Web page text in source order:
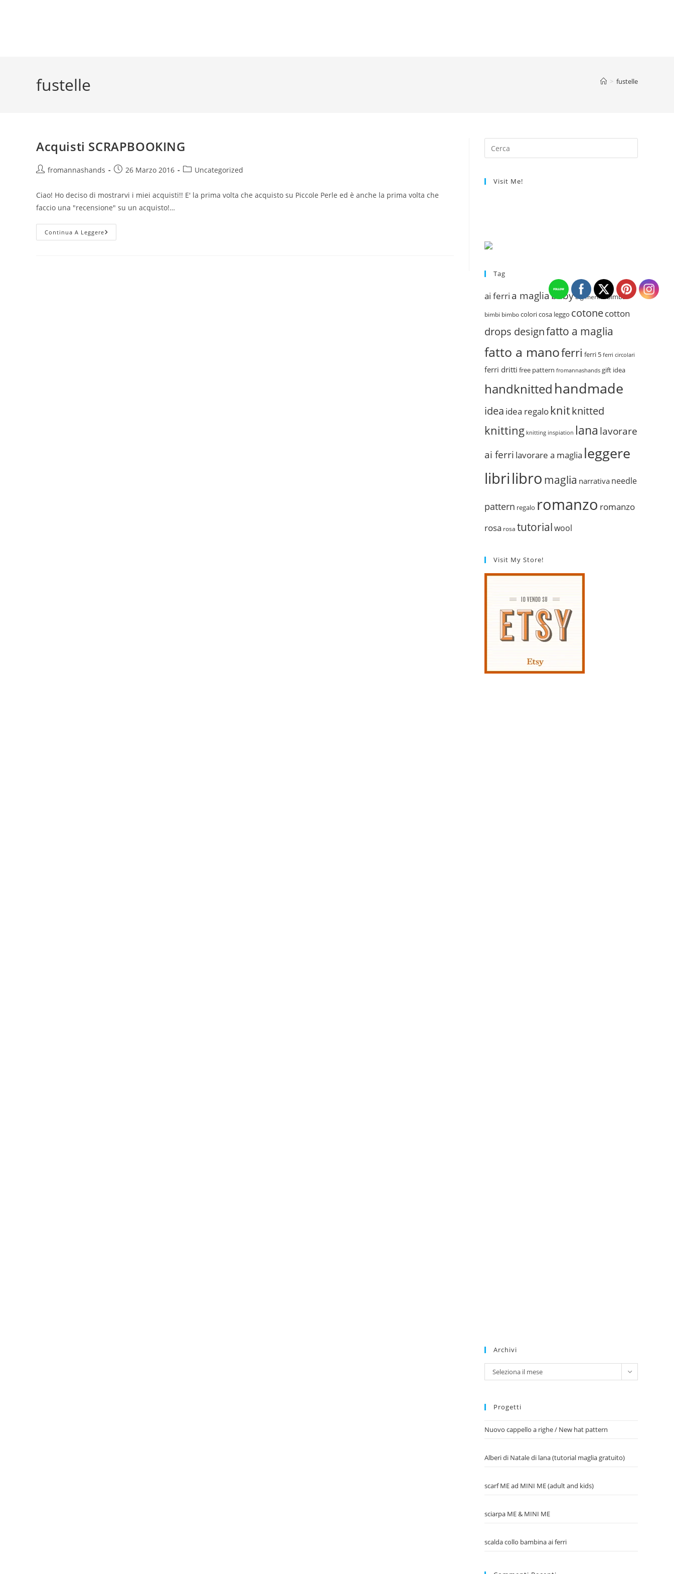
fustelle > fustelle
Acquisti SCRAPBOOKING
Autorefromannashands
Articolo26 Marzo 2016
Categoria
Uncategorized
Ciao! Ho deciso di mostrarvi i miei acquisti!! E' la prima volta che acquisto su Piccole Perle ed è anche la prima volta che
faccio una "recensione" su un acquisto!…
Continua A LeggereAcquisti
SCRAPBOOKING
Visit Me!
Tag
ai ferri a magliababybig merino bimba
bimbi bimbocoloricosa leggo cotonecotton
drops designfatto a maglia
fatto a manoferri ferri 5 ferri circolari
ferri dritti free pattern fromannashands gift idea
handknitted handmade
idea idea regalo knitknitted
knitting knitting inspiation lana lavorare
ai ferri lavorare a maglia leggere
librilibro maglia narrativa needle
pattern regalo romanzo romanzo
rosa rosa tutorialwool
Visit My Store!
Archivi
Archivi
Seleziona il mese
Progetti
Nuovo cappello a righe / New hat pattern
Alberi di Natale di lana (tutorial maglia gratuito)
scarf ME ad MINI ME (adult and kids)
sciarpa ME & MINI ME
scalda collo bambina ai ferri